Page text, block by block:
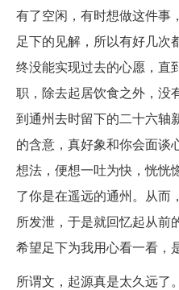
有了空闲，有时想做这件事
足下的见解，所以有好几次
终没能实现过去的心愿，直
职，除去起居饮食之外，没
到通州去时留下的二十六轴
的含意，真好象和你会面谈
想法，便想一吐为快，恍恍
了你是在遥远的通州。从而
所发泄，于是就回忆起从前
希望足下为我用心看一看，
所谓文，起源真是太久远了